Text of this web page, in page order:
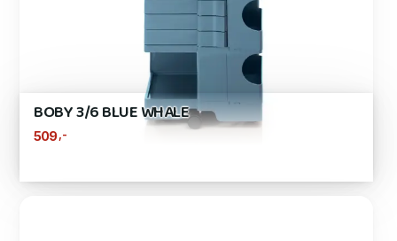
BOBY 3/6 BLUE WHALE
509,-